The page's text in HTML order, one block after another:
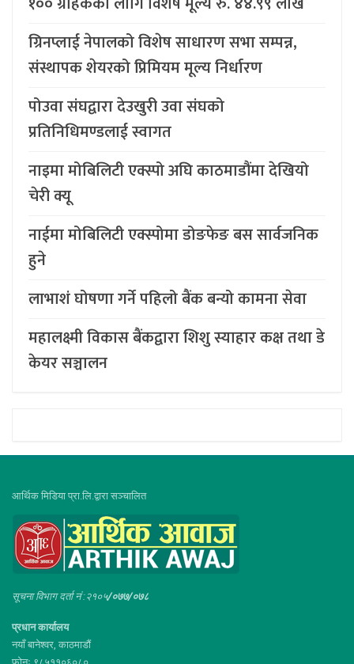
ग्रिनप्लाई नेपालको विशेष साधारण सभा सम्पन्न,
संस्थापक शेयरको प्रिमियम मूल्य निर्धारण
पोउवा संघद्वारा देउखुरी उवा संघको
प्रतिनिधिमण्डलाई स्वागत
नाइमा मोबिलिटी एक्स्पो अघि काठमाडौंमा देखियो
चेरी क्यू
नाईमा मोबिलिटी एक्स्पोमा डोङफेङ बस सार्वजनिक
हुने
लाभाशं घोषणा गर्ने पहिलो बैंक बन्यो कामना सेवा
महालक्ष्मी विकास बैंकद्वारा शिशु स्याहार कक्ष तथा डे
केयर सञ्चालन
आर्थिक मिडिया प्रा.लि.द्वारा सञ्चालित
सूचना विभाग दर्ता नं :२१०५/०७७/०७८
प्रधान कार्यालय
नयाँ बानेश्वर, काठमाडौं